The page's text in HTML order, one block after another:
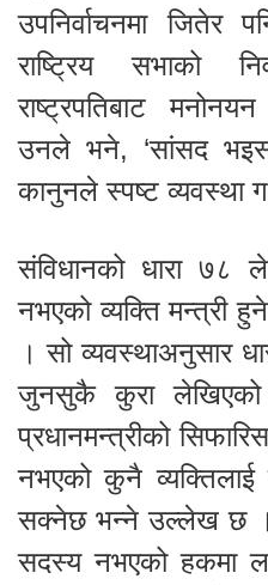
उपनिर्वाचनमा
राष्ट्रिय सभाको
राष्ट्रपतिबाट
उनले भने, ‘सांसद
कानुनले स्पष्ट व्यवस्था
संविधानको धारा
नभएको व्यक्ति मन्त्री
। सो व्यवस्थाअनुसार
जुनसुकै कुरा लेखिएको
प्रधानमन्त्रीको
नभएको कुनै व्यक्तिलाई
सक्नेछ भन्ने उल्लेख छ ।
सदस्य नभएको हकमा